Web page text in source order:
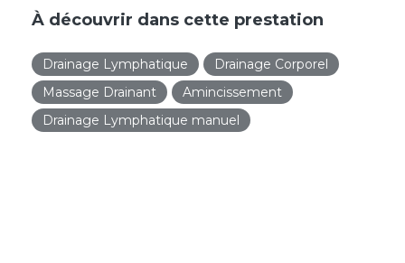
À découvrir dans cette prestation
Drainage Lymphatique
Drainage Corporel
Massage Drainant
Amincissement
Drainage Lymphatique manuel